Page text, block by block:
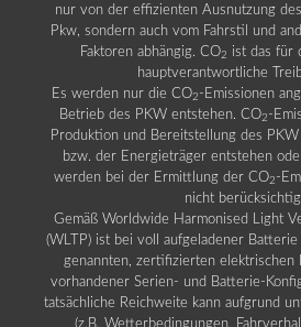
nur von der effizienten Ausnutzung
Pkw, sondern auch vom Fahrstil und
Faktoren abhängig. CO2 ist das für
hauptverantwortliche
Es werden nur die CO2 -Emissionen
Betrieb des PKW entstehen. CO2 -
Produktion und Bereitstellung des
bzw. der Energieträger entstehen
werden bei der Ermittlung der CO2 -
nicht
Gemäß Worldwide Harmonised Light
(WLTP) ist bei voll aufgeladener
genannten, zertifizierten elektrischen
vorhandener Serien- und Batterie-
tatsächliche Reichweite kann aufgrund